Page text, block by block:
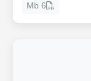
6 Mb